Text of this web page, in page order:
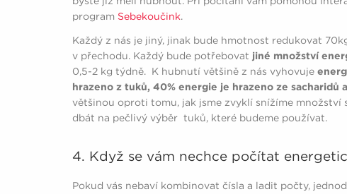
program Sebekoučink.
Každý z nás je jiný, jinak bude hmotnost redukovat
v přechodu. Každý bude potřebovat jiné množství
0,5-2 kg týdně. K hubnutí většině z nás vyhovuje
hrazeno z tuků, 40% energie je hrazeno ze sacharidů
většinou oproti tomu, jak jsme zvyklí snížíme množství
dbát na pečlivý výběr tuků, které budeme používat.
4. Když se vám nechce počítat
Pokud vás nebaví kombinovat čísla a ladit počty,